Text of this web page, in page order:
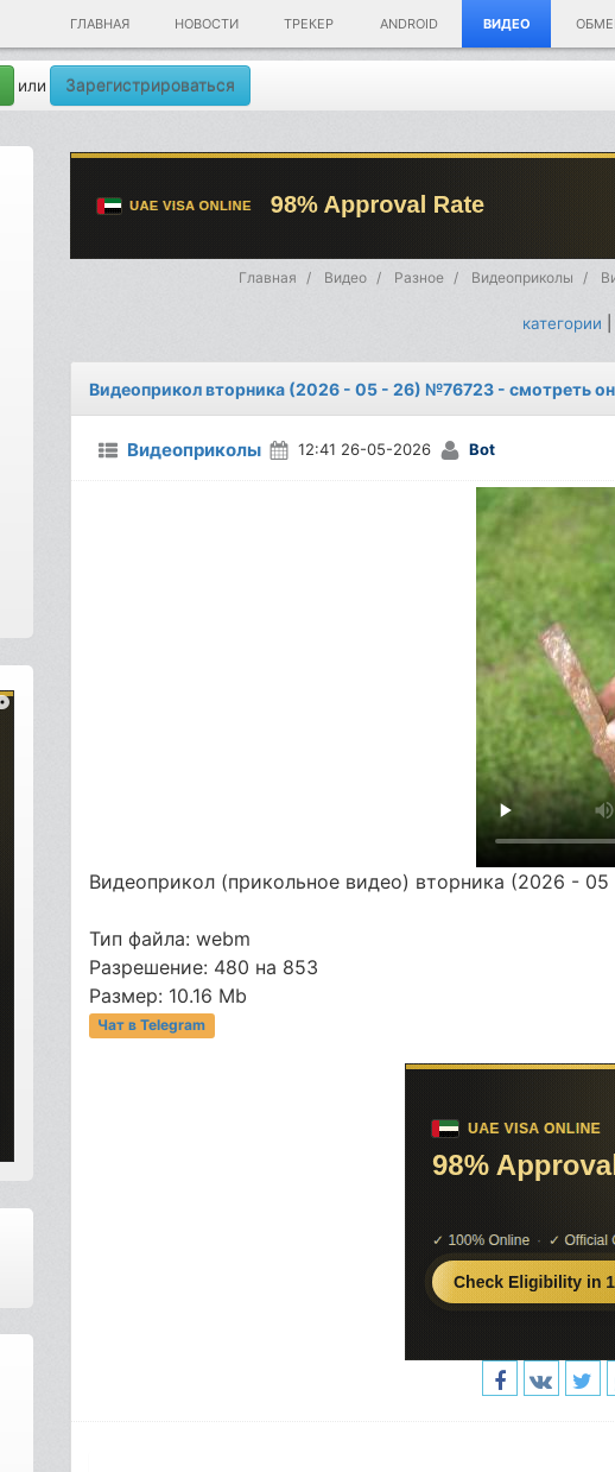
ГЛАВНАЯ НОВОСТИ ТРЕКЕР ANDROID ВИДЕО
или Зарегистрироваться
Главная Видео Разное Видеоприколы
категории
Видеоприкол вторника (2026 - 05 - 26) №76723 - смотреть
Видеоприколы 12:41 26-05-2026 Bot
Видеоприкол (прикольное видео) вторника (2026 - 05
Тип файла: webm
Разрешение: 480 на 853
Размер: 10.16 Mb
Чат в Telegram